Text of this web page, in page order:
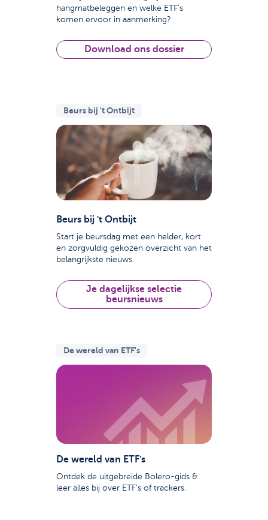
hangmatbeleggen en welke ETF's
komen ervoor in aanmerking?
Download ons dossier
Beurs bij 't Ontbijt
Beurs bij 't Ontbijt
Start je beursdag met een helder, kort
en zorgvuldig gekozen overzicht van het
belangrijkste nieuws.
Je dagelijkse selectie
beursnieuws
De wereld van ETF's
De wereld van ETF's
Ontdek de uitgebreide Bolero-gids &
leer alles bij over ETF's of trackers.